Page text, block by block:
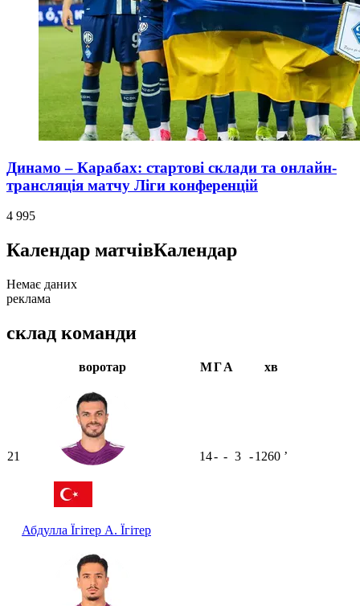
Динамо – Карабах: стартові склади та онлайн-
трансляція матчу Ліги конференцій
4 995
Календар матчівКалендар
Немає даних
реклама
склад команди
воротар МГА хв
21
Абдулла Їгітер А. Їгітер
14- - 3 -1260 ʼ